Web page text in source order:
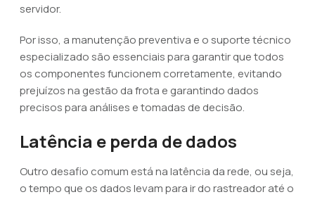
servidor.
Por isso, a manutenção preventiva e o suporte técnico
especializado são essenciais para garantir que todos
os componentes funcionem corretamente, evitando
prejuízos na gestão da frota e garantindo dados
precisos para análises e tomadas de decisão.
Latência e perda de dados
Outro desafio comum está na latência da rede, ou seja,
o tempo que os dados levam para ir do rastreador até o